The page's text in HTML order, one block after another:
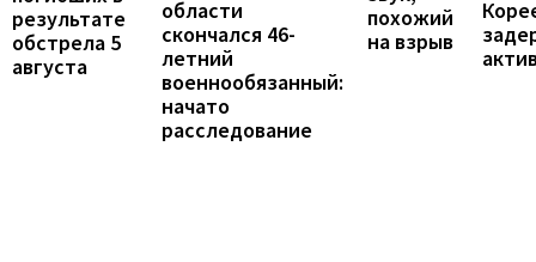
результате
обстрела 5
августа
области
скончался 46-
летний
военнообязанный:
начато
расследование
похожий
на взрыв